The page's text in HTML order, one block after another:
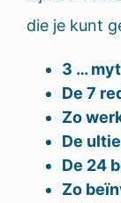
die je kunt
3 …
De 7
Zo
De
De 24
Zo